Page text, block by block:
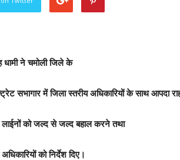
धामी ने चमोली जिले के
सभागार में जिला स्तरीय अधिकारियों के साथ आपदा
लाईनों को जल्द से जल्दबहाल करने तथा
को निर्देश दिए।